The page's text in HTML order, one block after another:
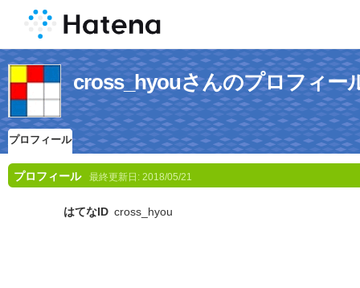
cross_hyouさんのプロフィー
プロフィール
プロフィール 最終更新日: 2018/05/21
はてなID cross_hyou